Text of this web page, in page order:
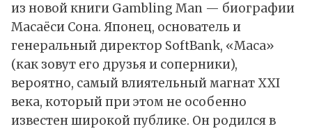
из новой книги Gambling Man — биографии
Масаёси Сона. Японец, основатель и
генеральный директор SoftBank, «Маса»
(как зовут его друзья и соперники),
вероятно, самый влиятельный магнат XXI
века, который при этом не особенно
известен широкой публике. Он родился в